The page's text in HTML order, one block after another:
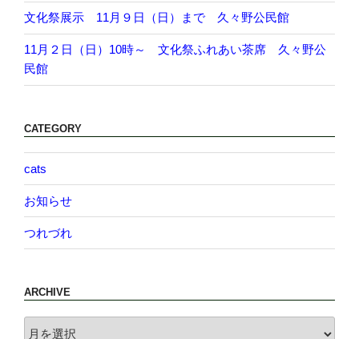
文化祭展示 11月９日（日）まで 久々野公民館
11月２日（日）10時～ 文化祭ふれあい茶席 久々野公
民館
CATEGORY
cats
お知らせ
つれづれ
ARCHIVE